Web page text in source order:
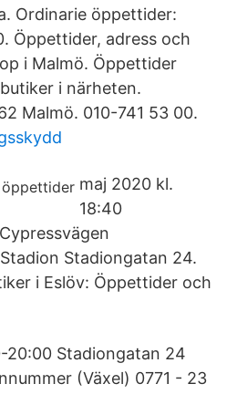
Ordinarie öppettider:
Öppettider, adress och
i Malmö. Öppettider
i närheten.
Malmö. 010-741 53 00.
maj 2020 kl.
18:40
Stadiongatan 24.
i Eslöv: Öppettider och
20:00 Stadiongatan 24
(Växel) 0771 - 23